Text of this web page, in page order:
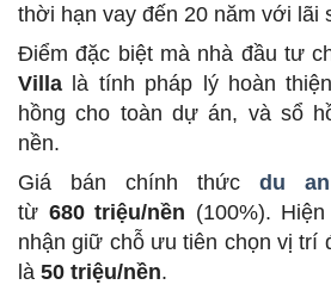
thời hạn vay đến 20 năm với lãi
Điểm đặc biệt mà nhà đầu tư
Villa là tính pháp lý hoàn
hồng cho toàn dự án, và sổ
nền.
Giá bán chính thức du
từ 680 triệu/nền (100%).
nhận giữ chỗ ưu tiên chọn vị trí
là 50 triệu/nền.